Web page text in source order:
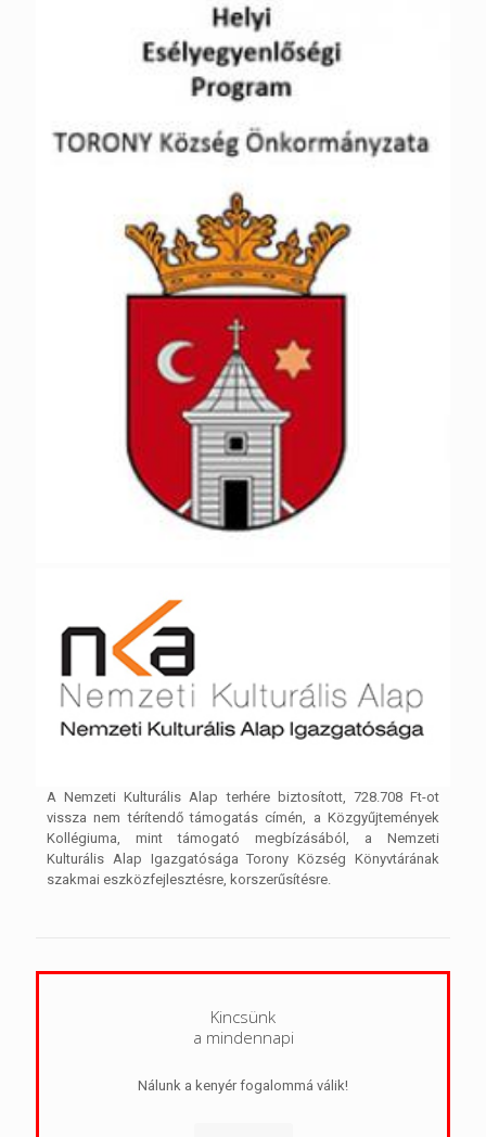
A Nemzeti Kulturális Alap terhére biztosított, 728.708 Ft-ot
vissza nem térítendő támogatás címén, a Közgyűjtemények
Kollégiuma, mint támogató megbízásából, a Nemzeti
Kulturális Alap Igazgatósága Torony Község Könyvtárának
szakmai eszközfejlesztésre, korszerűsítésre.
Kincsünk
a mindennapi
Nálunk a kenyér fogalommá válik!